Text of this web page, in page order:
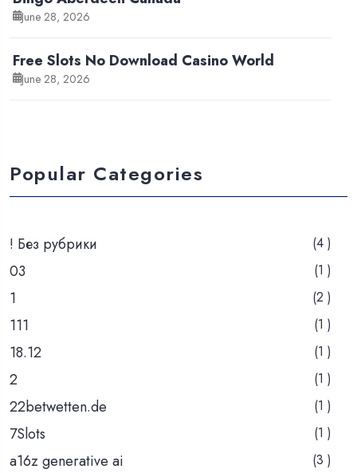
June 28, 2026
Free Slots No Download Casino World
June 28, 2026
Popular Categories
! Без рубрики (4 )
03 (1 )
1 (2 )
111 (1 )
18.12 (1 )
2 (1 )
22betwetten.de (1 )
7Slots (1 )
a16z generative ai (3 )